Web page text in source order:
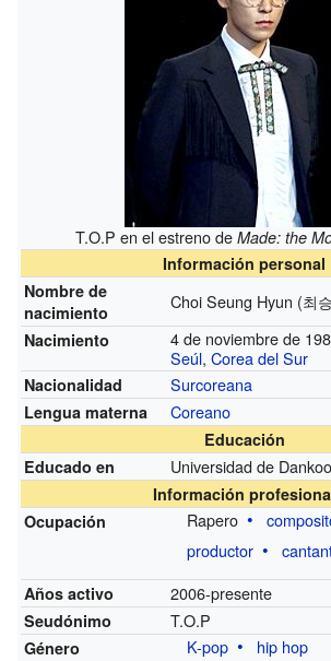
T.O.P en el estreno de Made: the
Información personal
Nombre de
nacimiento
Choi Seung Hyun (최
Nacimiento
4 de noviembre de
Seúl,Corea del Sur
Nacionalidad Surcoreana
Lengua materna Coreano
Educación
Educado en
Universidad de
Información
Ocupación
Rapero
productor
Años activo 2006-presente
Seudónimo T.O.P
Género K-pop hip hop